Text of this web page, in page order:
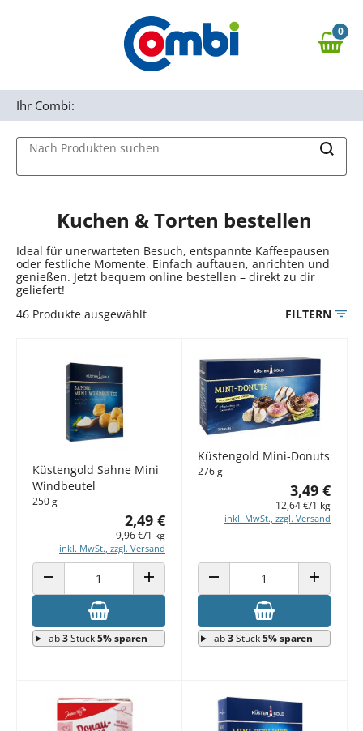
Zur Navigation springen
0,00 €
0
Nach Produkten suchen
Ihr Combi:
Kuchen & Torten bestellen
Ideal für unerwarteten Besuch, entspannte Kaffeepausen
oder festliche Momente. Einfach auftauen, anrichten und
genießen. Jetzt bequem online bestellen – direkt zu dir
geliefert!
46 Produkte ausgewählt FILTERN
Küstengold Sahne Mini
Windbeutel
250 g
2,49 €
9,96 €/1 kg
inkl. MwSt., zzgl. Versand
ANZAHL VERRINGERN ANZAHL ERHÖHEN
ab3Stück5% sparen
Küstengold Mini-Donuts
276 g
3,49 €
12,64 €/1 kg
inkl. MwSt., zzgl. Versand
ANZAHL VERRINGERN ANZAHL
ab3Stück5% sparen